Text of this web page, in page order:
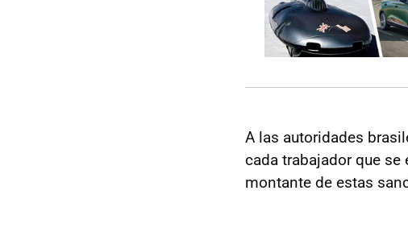
A las autoridades
cada trabajador que se
montante de estas